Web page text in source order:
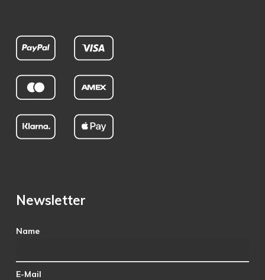
Newsletter
Name
E-Mail